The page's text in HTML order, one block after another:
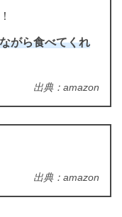
がら食べてくれ
出典：amazon
出典：amazon